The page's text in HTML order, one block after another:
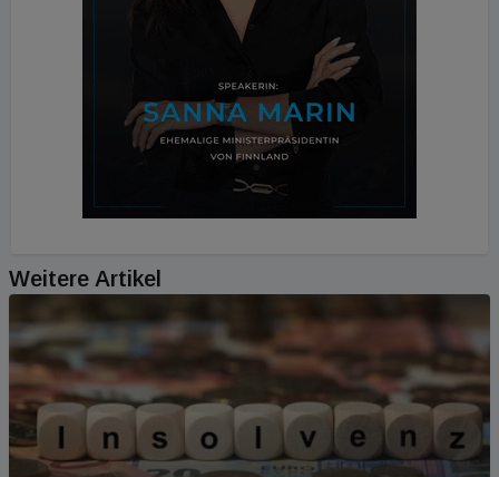
Weitere Artikel